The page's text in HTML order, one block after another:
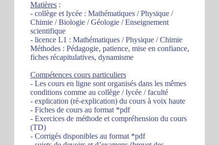
Matières :
- collège et lycée : Mathématiques / Physique /
Chimie / Biologie / Géologie / Enseignement
scientifique
- licence L1 : Mathématiques / Physique / Chimie
Méthodes : Pédagogie, patience, mise en confiance,
fiches récapitulatives, dynamisme
Compétences cours particuliers
- Les cours en ligne sont organisés dans les mêmes
conditions comme au collège / lycée / faculté
- explication (ré-explication) du cours à voix haute
- Fiches de cours au format *pdf
- Exercices de méthode et compréhension du cours
(TD)
- Corrigés disponibles au format *pdf